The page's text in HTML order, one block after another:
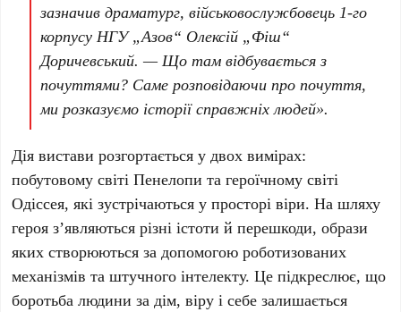
зазначив драматург, військовослужбовець1-го
корпусу НГУ „Азов“ Олексій „Фіш“
Доричевський. — Що там відбувається з
почуттями? Саме розповідаючи про почуття,
ми розказуємо історії справжніх людей».
Дія вистави розгортається у двох вимірах:
побутовому світі Пенелопи та героїчному світі
Одіссея, які зустрічаються у просторі віри. На шляху
героя з’являються різні істоти й перешкоди, образи
яких створюються за допомогою роботизованих
механізмів та штучного інтелекту. Це підкреслює, що
боротьба людини за дім, віру і себе залишається